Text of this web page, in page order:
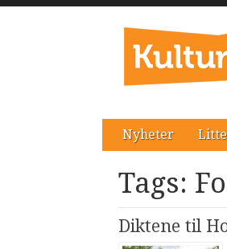
Nyheter
Tags:
Diktene til